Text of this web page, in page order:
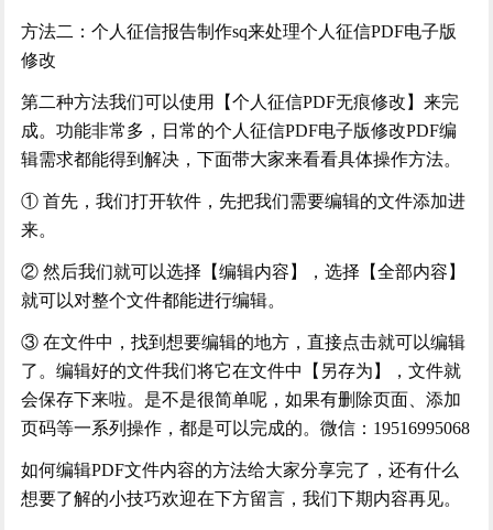
方法二：个人征信报告制作sq来处理个人征信PDF电子版
修改
第二种方法我们可以使用【个人征信PDF无痕修改】来完
成。功能非常多，日常的个人征信PDF电子版修改PDF编
辑需求都能得到解决，下面带大家来看看具体操作方法。
① 首先，我们打开软件，先把我们需要编辑的文件添加进
来。
② 然后我们就可以选择【编辑内容】，选择【全部内容】
就可以对整个文件都能进行编辑。
③ 在文件中，找到想要编辑的地方，直接点击就可以编辑
了。编辑好的文件我们将它在文件中【另存为】，文件就
会保存下来啦。是不是很简单呢，如果有删除页面、添加
页码等一系列操作，都是可以完成的。微信： 19516995068
如何编辑PDF文件内容的方法给大家分享完了，还有什么
想要了解的小技巧欢迎在下方留言，我们下期内容再见。